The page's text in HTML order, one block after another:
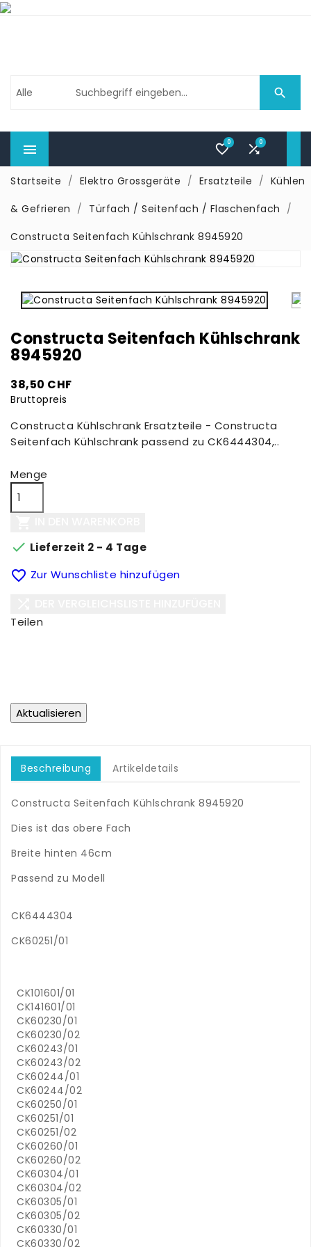

 0
0
Startseite Elektro Grossgeräte Ersatzteile
Kühlen
& Gefrieren
Türfach / Seitenfach / Flaschenfach
Constructa Seitenfach Kühlschrank 8945920
Constructa Seitenfach Kühlschrank
8945920
38,50 CHF
Bruttopreis
Constructa Kühlschrank Ersatzteile - Constructa
Seitenfach Kühlschrank passend zu CK6444304,..
Menge
 Lieferzeit 2 - 4 Tage
 Zur Wunschliste hinzufügen
Teilen
Beschreibung Artikeldetails
Constructa Seitenfach Kühlschrank 8945920
Dies ist das obere Fach
Breite hinten 46cm
Passend zu Modell
CK6444304
CK60251/01
CK101601/01
CK141601/01
CK60230/01
CK60230/02
CK60243/01
CK60243/02
CK60244/01
CK60244/02
CK60250/01
CK60251/01
CK60251/02
CK60260/01
CK60260/02
CK60304/01
CK60304/02
CK60305/01
CK60305/02
CK60330/01
CK60330/02